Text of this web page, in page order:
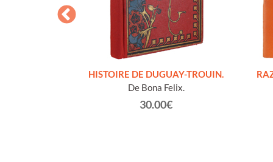
HISTOIRE DE DUGUAY-TROUIN.
De Bona Felix.
30.00€